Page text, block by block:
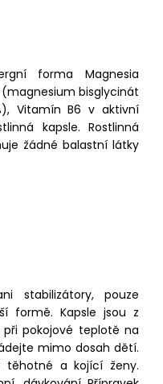
forma Magnesia
(magnesium bisglycinát
Vitamín B6 v aktivní
kapsle. Rostlinná
žádné balastní látky
stabilizátory, pouze
formě. Kapsle jsou z
při pokojové teplotě na
mimo dosah dětí.
těhotné a kojící ženy.